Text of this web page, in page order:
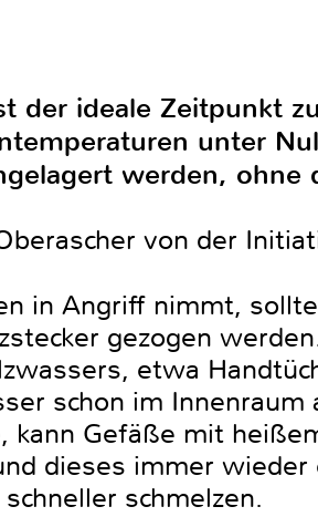
der ideale Zeitpunkt
unter
werden,
von der
in Angriff nimmt,
gezogen
etwa
schon im
kann Gefäße mit
dieses immer
schmelzen.